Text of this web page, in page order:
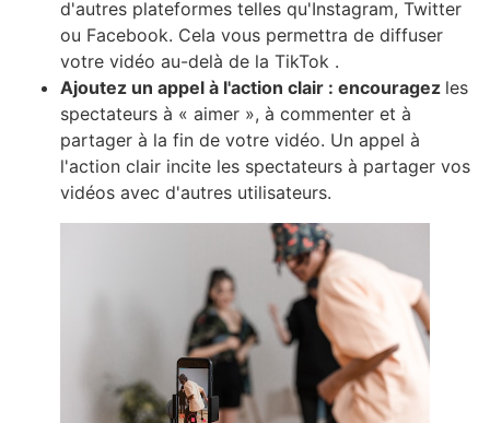
d'autres plateformes telles qu'Instagram, Twitter
ou Facebook. Cela vous permettra de diffuser
votre vidéo au-delà de la TikTok .
Ajoutez un appel à l'action clair : encouragez les
spectateurs à « aimer », à commenter et à
partager à la fin de votre vidéo. Un appel à
l'action clair incite les spectateurs à partager vos
vidéos avec d'autres utilisateurs.